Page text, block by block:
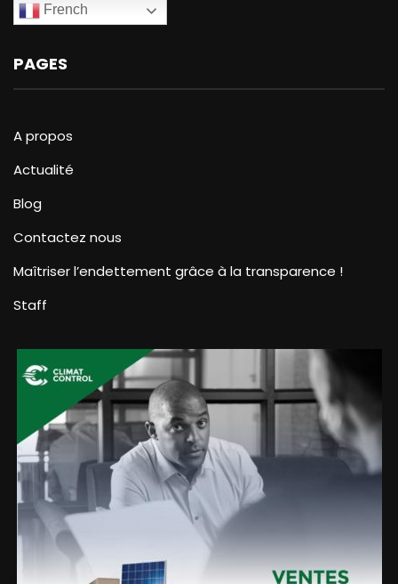
French
PAGES
A propos
Actualité
Blog
Contactez nous
Maîtriser l’endettement grâce à la transparence !
Staff